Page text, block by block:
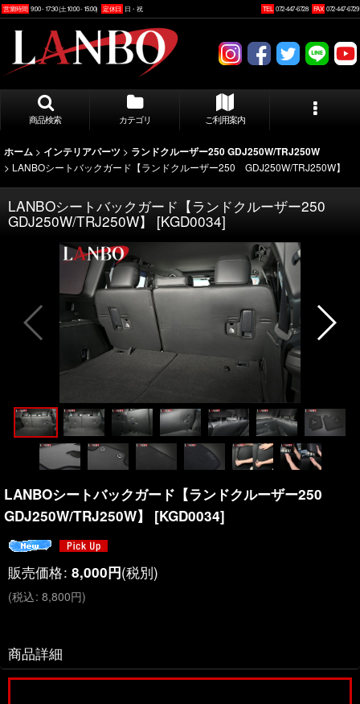
営業時間 9:00 - 17:30 (土10:00 - 15:00) 定休日 日・祝 TEL 072-447-6728 FAX 072-447-6729
商品検索 カテゴリ ご利用案内
ホーム > インテリアパーツ > ランドクルーザー250 GDJ250W/TRJ250W
> LANBOシートバックガード【ランドクルーザー250 GDJ250W/TRJ250W】
LANBOシートバックガード【ランドクルーザー250
GDJ250W/TRJ250W】 [KGD0034]
LANBOシートバックガード【ランドクルーザー250
GDJ250W/TRJ250W】
[KGD0034]
販売価格: 8,000円(税別)
(税込: 8,800円)
商品詳細